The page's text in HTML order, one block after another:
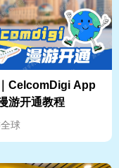
CelcomDigi App
游开通教程
球